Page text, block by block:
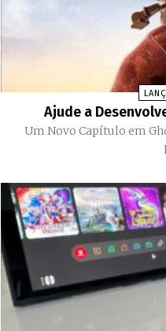
Ajude a
Um Novo Capítulo em Ghost Recon A